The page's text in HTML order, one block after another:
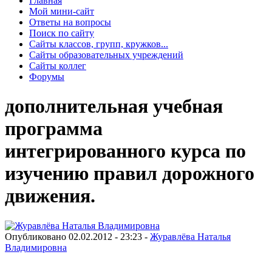
Мой мини-сайт
Ответы на вопросы
Поиск по сайту
Сайты классов, групп, кружков...
Сайты образовательных учреждений
Сайты коллег
Форумы
дополнительная учебная
программа
интегрированного курса по
изучению правил дорожного
движения.
Опубликовано 02.02.2012 - 23:23 - Журавлёва Наталья
Владимировна